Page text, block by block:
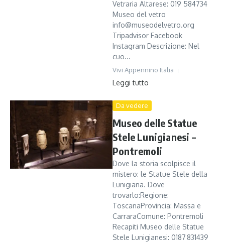
Vetraria Altarese: 019 584734
Museo del vetro
info@museodelvetro.org
Tripadvisor Facebook
Instagram Descrizione: Nel
cuo...
Vivi Appennino Italia
Leggi tutto
Da vedere
Museo delle Statue
Stele Lunigianesi –
Pontremoli
Dove la storia scolpisce il
mistero: le Statue Stele della
Lunigiana. Dove
trovarlo:Regione:
ToscanaProvincia: Massa e
CarraraComune: Pontremoli
Recapiti Museo delle Statue
Stele Lunigianesi: 0187 831439